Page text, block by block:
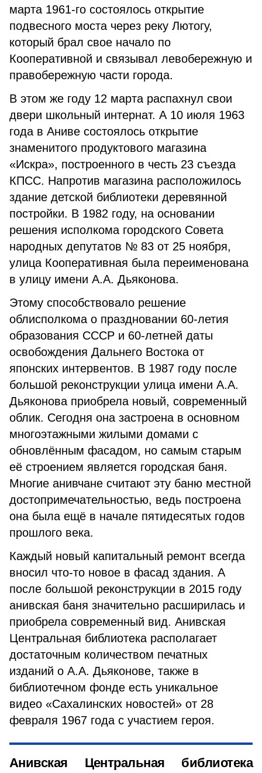
марта 1961-го состоялось открытие
подвесного моста через реку Лютогу,
который брал свое начало по
Кооперативной и связывал левобережную и
правобережную части города.
В этом же году 12 марта распахнул свои
двери школьный интернат. А 10 июля 1963
года в Аниве состоялось открытие
знаменитого продуктового магазина
«Искра», построенного в честь 23 съезда
КПСС. Напротив магазина расположилось
здание детской библиотеки деревянной
постройки. В 1982 году, на основании
решения исполкома городского Совета
народных депутатов № 83 от 25 ноября,
улица Кооперативная была переименована
в улицу имени А.А. Дьяконова.
Этому способствовало решение
облисполкома о праздновании 60-летия
образования СССР и 60-летней даты
освобождения Дальнего Востока от
японских интервентов. В 1987 году после
большой реконструкции улица имени А.А.
Дьяконова приобрела новый, современный
облик. Сегодня она застроена в основном
многоэтажными жилыми домами с
обновлённым фасадом, но самым старым
её строением является городская баня.
Многие анивчане считают эту баню местной
достопримечательностью, ведь построена
она была ещё в начале пятидесятых годов
прошлого века.
Каждый новый капитальный ремонт всегда
вносил что-то новое в фасад здания. А
после большой реконструкции в 2015 году
анивская баня значительно расширилась и
приобрела современный вид. Анивская
Центральная библиотека располагает
достаточным количеством печатных
изданий о А.А. Дьяконове, также в
библиотечном фонде есть уникальное
видео «Сахалинских новостей» от 28
февраля 1967 года с участием героя.
Анивская Центральная библиотека